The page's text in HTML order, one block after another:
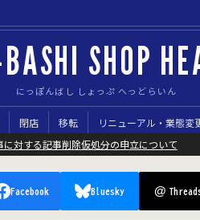
SHOP
にっぽんばし しょっぷ へっどらいん
閉店 移転 リニューアル・業態変
に対する記事削除仮処分の申立について
Facebook Bluesky @